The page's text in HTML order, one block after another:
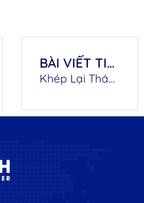
BÀI VIẾT TIẾP THEO
Khép Lại Tháng 09 Bùng Nổ – Liên Tiếp Những Chuyến Bay Vươn Mình Ra Thế Giới